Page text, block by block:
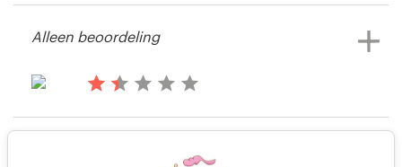
il y a 14 ans
Bekijk hun kaart, flyer of print
Corbyn
Bekijk hun kaart, flyer of print
Alleen beoordeling
Bronnen
Prijzen
Word een designer